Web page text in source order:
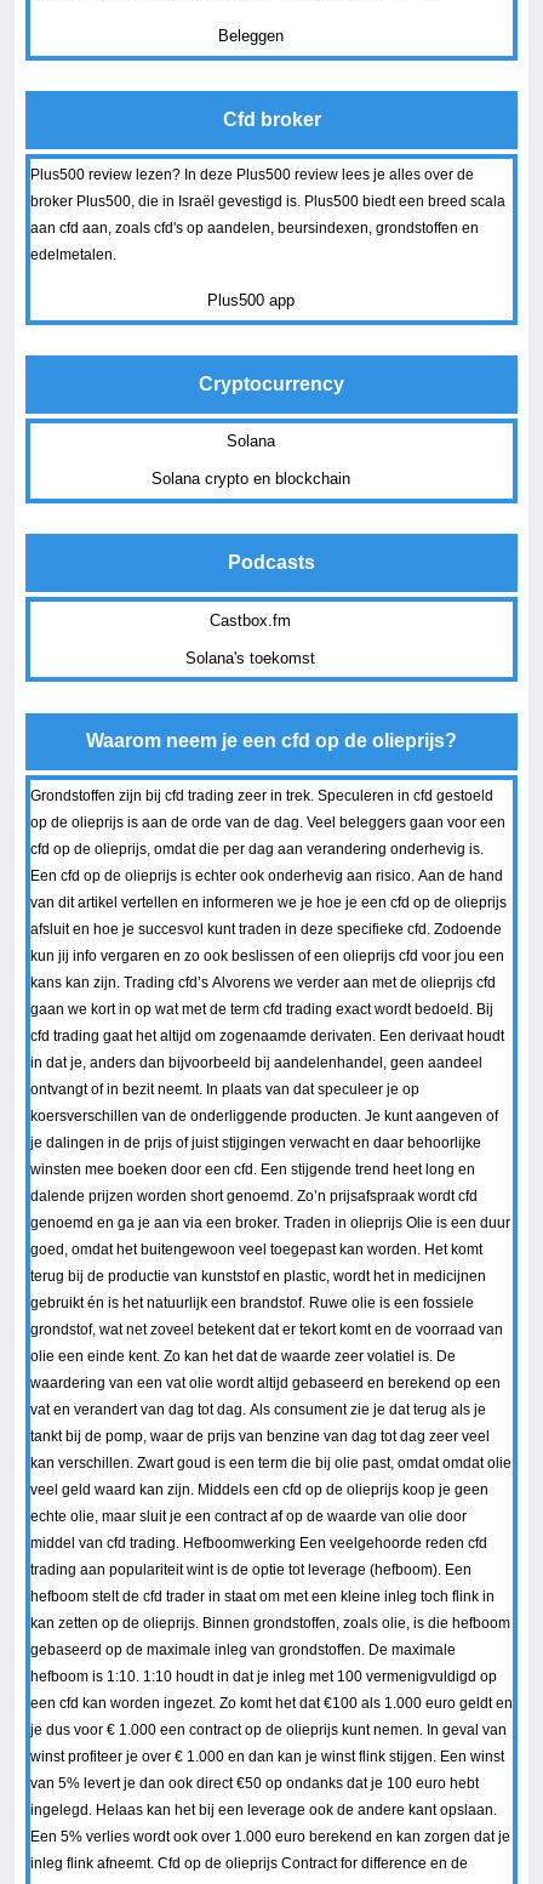
Beleggen
Cfd broker
Plus500 review lezen? In deze Plus500 review lees je alles over de
broker Plus500, die in Israël gevestigd is. Plus500 biedt een breed scala
aan cfd aan, zoals cfd's op aandelen, beursindexen, grondstoffen en
edelmetalen.
Plus500 app
Cryptocurrency
Solana
Solana crypto en blockchain
Podcasts
Castbox.fm
Solana's toekomst
Waarom neem je een cfd op de olieprijs?
Grondstoffen zijn bij cfd trading zeer in trek. Speculeren in cfd gestoeld
op de olieprijs is aan de orde van de dag. Veel beleggers gaan voor een
cfd op de olieprijs, omdat die per dag aan verandering onderhevig is.
Een cfd op de olieprijs is echter ook onderhevig aan risico. Aan de hand
van dit artikel vertellen en informeren we je hoe je een cfd op de olieprijs
afsluit en hoe je succesvol kunt traden in deze specifieke cfd. Zodoende
kun jij info vergaren en zo ook beslissen of een olieprijs cfd voor jou een
kans kan zijn. Trading cfd’s Alvorens we verder aan met de olieprijs cfd
gaan we kort in op wat met de term cfd trading exact wordt bedoeld. Bij
cfd trading gaat het altijd om zogenaamde derivaten. Een derivaat houdt
in dat je, anders dan bijvoorbeeld bij aandelenhandel, geen aandeel
ontvangt of in bezit neemt. In plaats van dat speculeer je op
koersverschillen van de onderliggende producten. Je kunt aangeven of
je dalingen in de prijs of juist stijgingen verwacht en daar behoorlijke
winsten mee boeken door een cfd. Een stijgende trend heet long en
dalende prijzen worden short genoemd. Zo’n prijsafspraak wordt cfd
genoemd en ga je aan via een broker. Traden in olieprijs Olie is een duur
goed, omdat het buitengewoon veel toegepast kan worden. Het komt
terug bij de productie van kunststof en plastic, wordt het in medicijnen
gebruikt én is het natuurlijk een brandstof. Ruwe olie is een fossiele
grondstof, wat net zoveel betekent dat er tekort komt en de voorraad van
olie een einde kent. Zo kan het dat de waarde zeer volatiel is. De
waardering van een vat olie wordt altijd gebaseerd en berekend op een
vat en verandert van dag tot dag. Als consument zie je dat terug als je
tankt bij de pomp, waar de prijs van benzine van dag tot dag zeer veel
kan verschillen. Zwart goud is een term die bij olie past, omdat omdat olie
veel geld waard kan zijn. Middels een cfd op de olieprijs koop je geen
echte olie, maar sluit je een contract af op de waarde van olie door
middel van cfd trading. Hefboomwerking Een veelgehoorde reden cfd
trading aan populariteit wint is de optie tot leverage (hefboom). Een
hefboom stelt de cfd trader in staat om met een kleine inleg toch flink in
kan zetten op de olieprijs. Binnen grondstoffen, zoals olie, is die hefboom
gebaseerd op de maximale inleg van grondstoffen. De maximale
hefboom is 1:10. 1:10 houdt in dat je inleg met 100 vermenigvuldigd op
een cfd kan worden ingezet. Zo komt het dat €100 als 1.000 euro geldt en
je dus voor € 1.000 een contract op de olieprijs kunt nemen. In geval van
winst profiteer je over € 1.000 en dan kan je winst flink stijgen. Een winst
van 5% levert je dan ook direct €50 op ondanks dat je 100 euro hebt
ingelegd. Helaas kan het bij een leverage ook de andere kant opslaan.
Een 5% verlies wordt ook over 1.000 euro berekend en kan zorgen dat je
inleg flink afneemt. Cfd op de olieprijs Contract for difference en de